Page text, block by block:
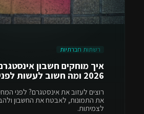
רשתות חברתיות
איך מוחקים חשבון
2026 ומה חשוב לעשות לפני המחיקה?
רוצים לעזוב את אינסטגרם? לפני
את התמונות, לאבטח את החשבון
לצמיתות.